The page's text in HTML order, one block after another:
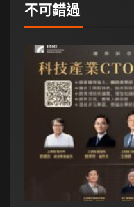
不可錯過